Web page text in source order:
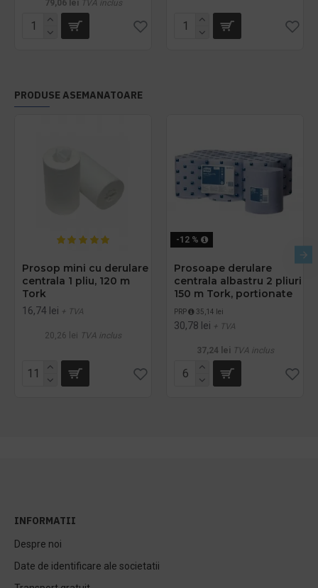
79,06 lei TVA inclus
PRODUSE ASEMANATOARE
Prosop mini cu derulare
centrala 1 pliu, 120 m
Tork
16,74 lei + TVA
20,26 lei TVA inclus
-12 %
Prosoape derulare
centrala albastru 2 pliuri
150 m Tork, portionate
PRP 35,14 lei
30,78 lei + TVA
37,24 lei TVA inclus
INFORMATII
Despre noi
Date de identificare ale societatii